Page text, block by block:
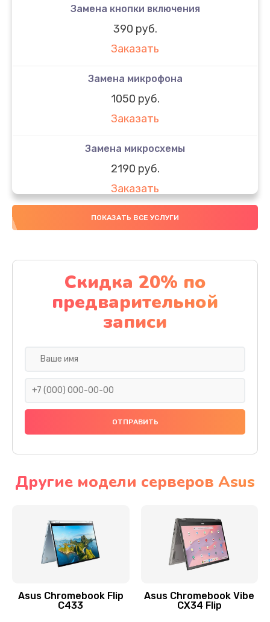
Замена кнопки включения
390 руб.
Заказать
Замена микрофона
1050 руб.
Заказать
Замена микросхемы
2190 руб.
Заказать
Замена передней камеры
Заказать
Замена полифонического динамика
390 руб.
Заказать
Сбор/Разбор
Замена кнопки Home (домой)
ПОКАЗАТЬ ВСЕ УСЛУГИ
Скидка 20% по
предварительной
записи
Другие модели серверов Asus
Asus Chromebook Flip
C433
Asus Chromebook Vibe
CX34 Flip